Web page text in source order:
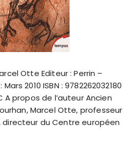
Otte Editeur : Perrin –
2010 ISBN : 9782262032180
A propos de l’auteur Ancien
Marcel Otte, professeur
directeur du Centre européen